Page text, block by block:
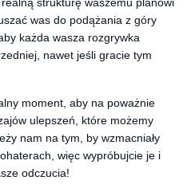
was do podążania z góry
każda wasza rozgrywka
nawet jeśli gracie tym
moment, aby na poważnie
ulepszeń, które możemy
nam na tym, by wzmacniały
więc wypróbujcie je i
odczucia!